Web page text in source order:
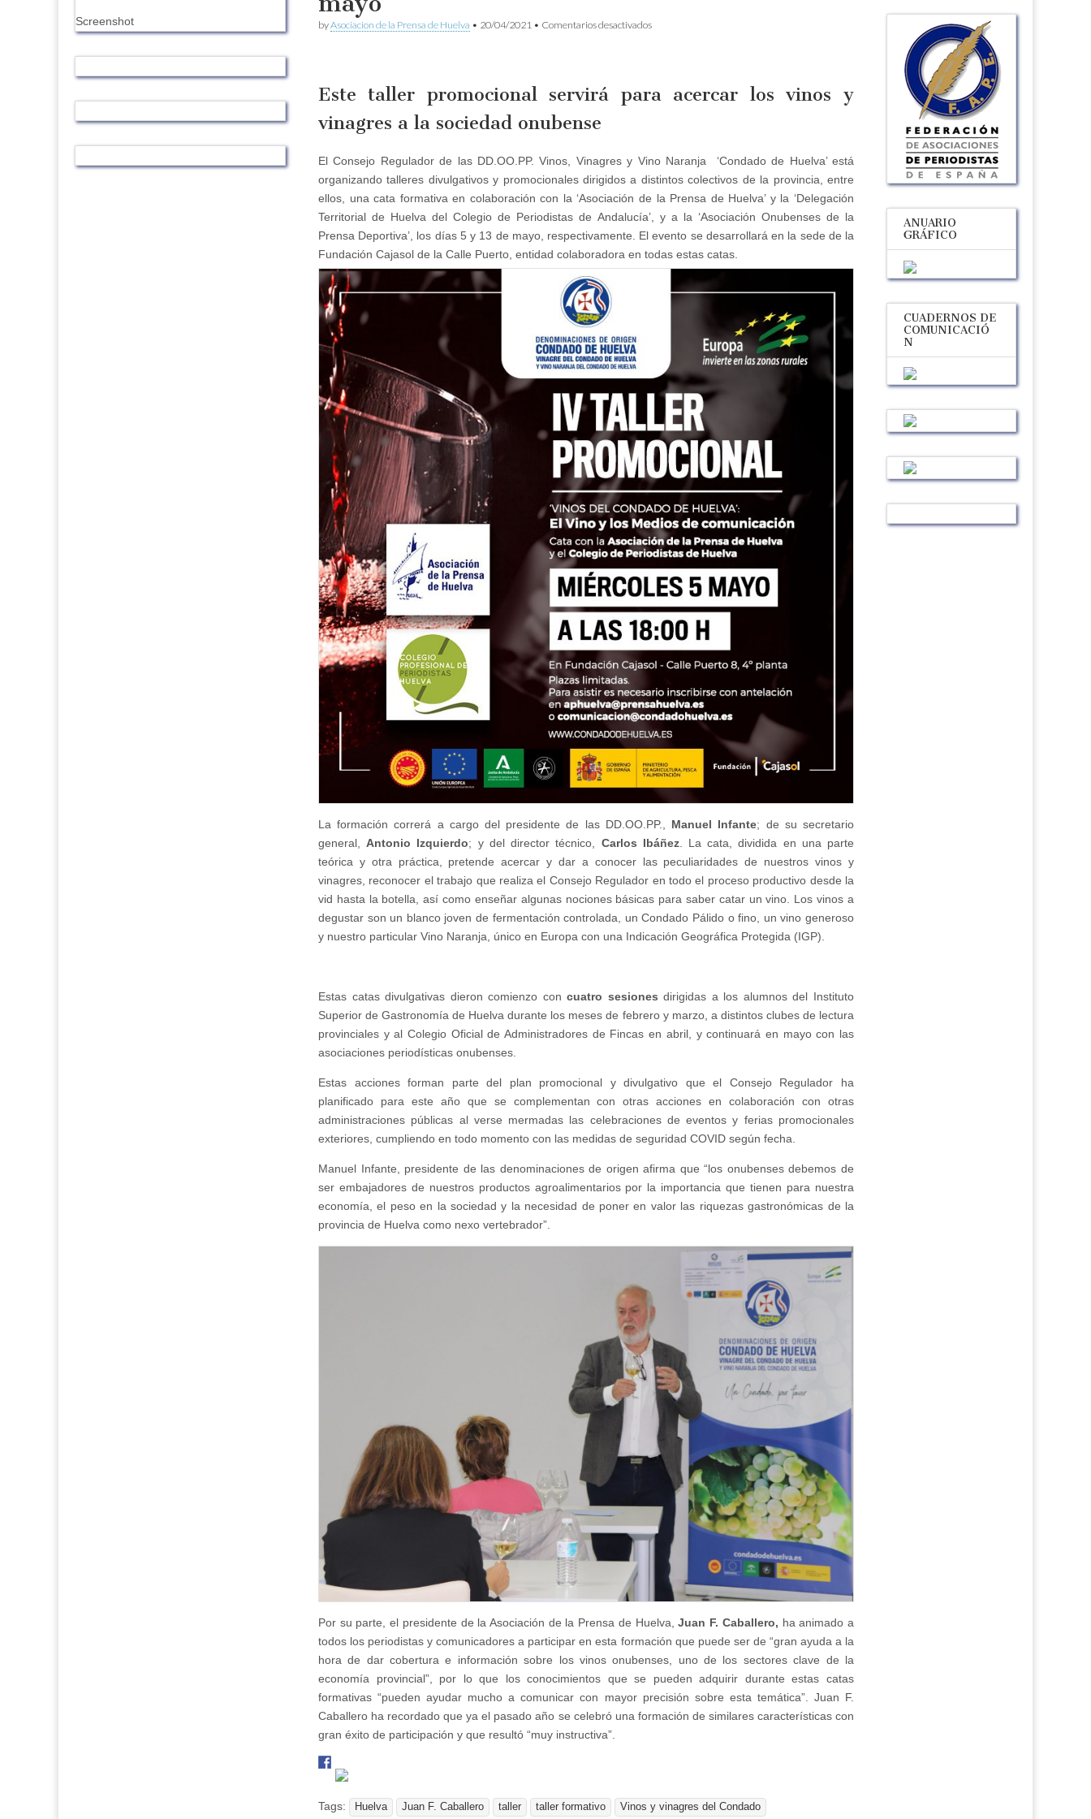
byAsociacion de la Prensa de Huelva • 20/04/2021 • Comentarios desactivadosen
una
cata
próximo
5
de
mayo
Este taller promocional servirá para acercar los vinos y
vinagres a la sociedad onubense
El Consejo Regulador de las DD.OO.PP. Vinos, Vinagres y Vino Naranja ‘Condado de Huelva’ está
organizando talleres divulgativos y promocionales dirigidos a distintos colectivos de la provincia, entre
ellos, una cata formativa en colaboración con la ‘Asociación de la Prensa de Huelva’ y la ‘Delegación
Territorial de Huelva del Colegio de Periodistas de Andalucía’, y a la ‘Asociación Onubenses de la
Prensa Deportiva’, los días 5 y 13 de mayo, respectivamente. El evento se desarrollará en la sede de la
Fundación Cajasol de la Calle Puerto, entidad colaboradora en todas estas catas.
La formación correrá a cargo del presidente de las DD.OO.PP., Manuel Infante; de su secretario
general, Antonio Izquierdo; y del director técnico, Carlos Ibáñez. La cata, dividida en una parte
teórica y otra práctica, pretende acercar y dar a conocer las peculiaridades de nuestros vinos y
vinagres, reconocer el trabajo que realiza el Consejo Regulador en todo el proceso productivo desde la
vid hasta la botella, así como enseñar algunas nociones básicas para saber catar un vino. Los vinos a
degustar son un blanco joven de fermentación controlada, un Condado Pálido o fino, un vino generoso
y nuestro particular Vino Naranja, único en Europa con una Indicación Geográfica Protegida (IGP).
Estas catas divulgativas dieron comienzo concuatro sesiones dirigidas a los alumnos del Instituto
Superior de Gastronomía de Huelva durante los meses de febrero y marzo, a distintos clubes de lectura
provinciales y al Colegio Oficial de Administradores de Fincas en abril, y continuará en mayo con las
asociaciones periodísticas onubenses.
Estas acciones forman parte del plan promocional y divulgativo que el Consejo Regulador ha
planificado para este año que se complementan con otras acciones en colaboración con otras
administraciones públicas al verse mermadas las celebraciones de eventos y ferias promocionales
exteriores, cumpliendo en todo momento con las medidas de seguridad COVID según fecha.
Manuel Infante, presidente de las denominaciones de origen afirma que “los onubenses debemos de
ser embajadores de nuestros productos agroalimentarios por la importancia que tienen para nuestra
economía, el peso en la sociedad y la necesidad de poner en valor las riquezas gastronómicas de la
provincia de Huelva como nexo vertebrador”.
Por su parte, el presidente de la Asociación de la Prensa de Huelva,Juan F. Caballero, ha animado a
todos los periodistas y comunicadores a participar en esta formación que puede ser de “gran ayuda a la
hora de dar cobertura e información sobre los vinos onubenses, uno de los sectores clave de la
economía provincial”, por lo que los conocimientos que se pueden adquirir durante estas catas
formativas “pueden ayudar mucho a comunicar con mayor precisión sobre esta temática”. Juan F.
Caballero ha recordado que ya el pasado año se celebró una formación de similares características con
gran éxito de participación y que resultó “muy instructiva”.
Tags: Huelva Juan F. Caballero taller taller formativo Vinos y vinagres del Condado
Screenshot
ANUARIO
GRÁFICO
CUADERNOS DE
COMUNICACIÓ
N